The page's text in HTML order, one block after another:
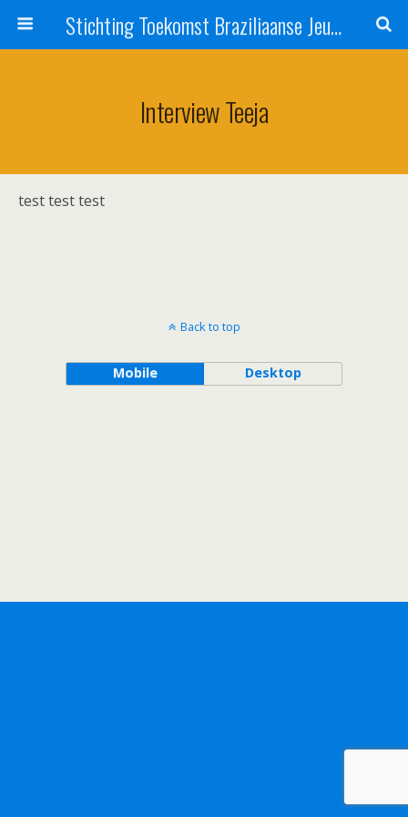
Stichting Toekomst Braziliaanse Jeugd
Interview Teeja
test test test
Back to top
Mobile Desktop